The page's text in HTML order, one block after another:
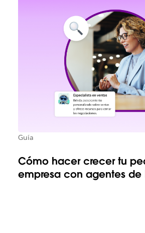
Guía
Cómo hacer crecer tu
empresa con agentes de